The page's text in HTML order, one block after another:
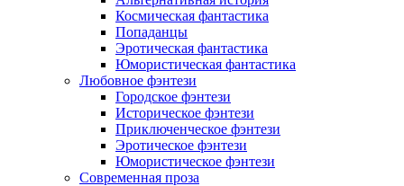
Космическая фантастика
Попаданцы
Эротическая фантастика
Юмористическая фантастика
Любовное фэнтези
Городское фэнтези
Историческое фэнтези
Приключенческое фэнтези
Эротическое фэнтези
Юмористическое фэнтези
Современная проза